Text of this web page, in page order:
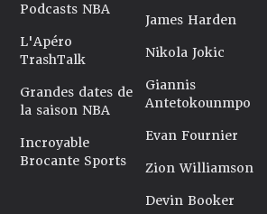
Podcasts NBA
L'Apéro
TrashTalk
Grandes dates de
la saison NBA
Incroyable
Brocante Sports
James Harden
Nikola Jokic
Giannis
Antetokounmpo
Evan Fournier
Zion Williamson
Devin Booker